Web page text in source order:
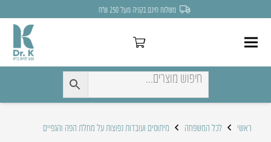
משלוח חינם בקניה מעל 250 ש״ח
ראשי לכל המשפחה מיתוסים ועובדות נפוצות על מחלת הפה והגפיים